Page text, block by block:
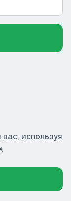
используя